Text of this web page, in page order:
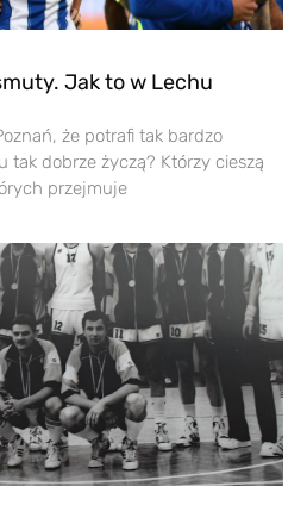
Jak to w Lechu
że potrafi tak bardzo
tak dobrze życzą? Którzy cieszą
przejmuje